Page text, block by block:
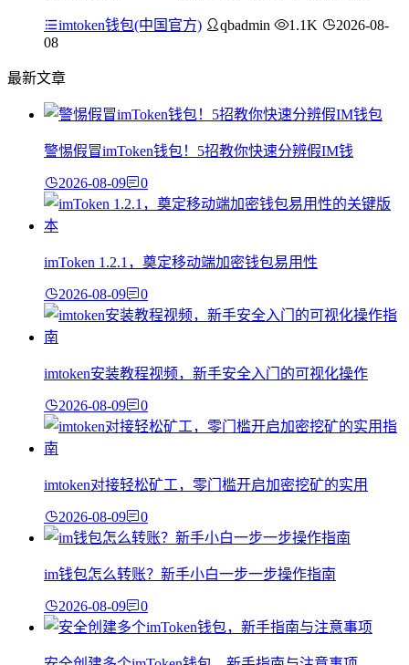
imtoken钱包(中国官方) qbadmin 1.1K
2026-08-
08
最新文章
警惕假冒imToken钱包！5招教你快速分辨假IM钱
2026-08-09 0
imToken 1.2.1，奠定移动端加密钱包易用性
2026-08-09 0
imtoken安装教程视频，新手安全入门的可视化操作
2026-08-09 0
imtoken对接轻松矿工，零门槛开启加密挖矿的实用
2026-08-09 0
im钱包怎么转账？新手小白一步一步操作指南
2026-08-09 0